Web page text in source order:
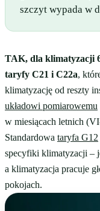
szczyt wypada w
TAK, dla klimatyzacji
taryfy C21 i C22a,
klimatyzację od reszty
układowi pomiarowemu
w miesiącach letnich
Standardowa taryfa G12
specyfiki klimatyzacji –
a klimatyzacja pracuje
pokojach.